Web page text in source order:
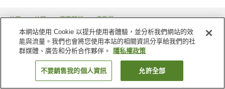
首頁 美國 德克薩斯
泰勒縣
阿比林市中心會議中心希爾頓逸林飯店
找客房
本網站使用 Cookie 以提升使用者體驗，並分析我們網站的效
能與流量。我們也會將您使用本站的相關資訊分享給我們的社
群媒體、廣告和分析合作夥伴。
隱私權政策
不要銷售我的個人資訊 允許全部